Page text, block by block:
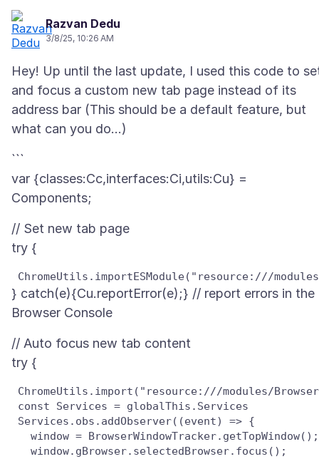
Razvan Dedu
3/8/25, 10:26 AM
Hey! Up until the last update, I used this code to
and focus a custom new tab page instead of its
address bar (This should be a default feature, but
```
var {classes:Cc,interfaces:Ci,utils:Cu} =
// Set new tab page
} catch(e){Cu.reportError(e);} // report errors in the
// Auto focus new tab content
ChromeUtils.import("resource:///modules/
Services.obs.addObserver((event) => {
   window = BrowserWindowTracker.getTopWindow();
   window.gBrowser.selectedBrowser.focus();